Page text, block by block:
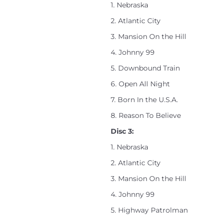
1. Nebraska
2. Atlantic City
3. Mansion On the Hill
4. Johnny 99
5. Downbound Train
6. Open All Night
7. Born In the U.S.A.
8. Reason To Believe
Disc 3:
1. Nebraska
2. Atlantic City
3. Mansion On the Hill
4. Johnny 99
5. Highway Patrolman